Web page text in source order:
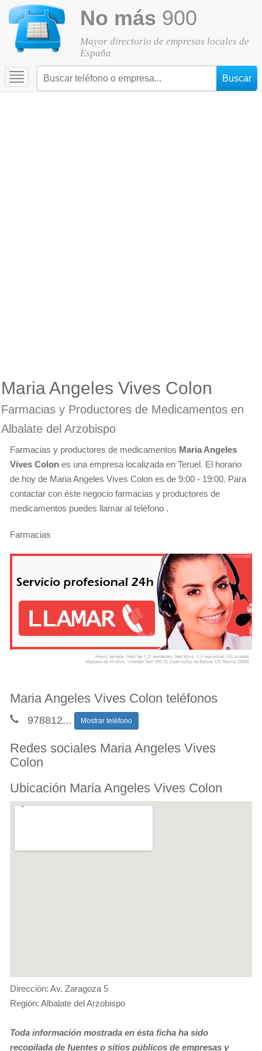
No más 900
Mayor directorio de empresas locales de
España
Toggle
navigation
Maria Angeles Vives Colon
Farmacias y Productores de Medicamentos en
Albalate del Arzobispo
Farmacias y productores de medicamentos Maria Angeles
Vives Colon es una empresa localizada en Teruel. El horario
de hoy de Maria Angeles Vives Colon es de 9:00 - 19:00. Para
contactar con éste negocio farmacias y productores de
medicamentos puedes llamar al teléfono .
Farmacias
Maria Angeles Vives Colon teléfonos
978812... Mostrar teléfono
Redes sociales Maria Angeles Vives
Colon
Ubicación Maria Angeles Vives Colon
Dirección: Av. Zaragoza 5
Región: Albalate del Arzobispo
Toda información mostrada en ésta ficha ha sido
recopilada de fuentes o sitios públicos de empresas y